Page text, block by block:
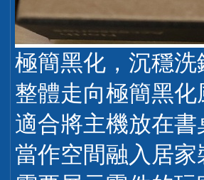
極簡黑化，沉穩
整體走向極簡黑
適合將主機放在
當作空間融入居家